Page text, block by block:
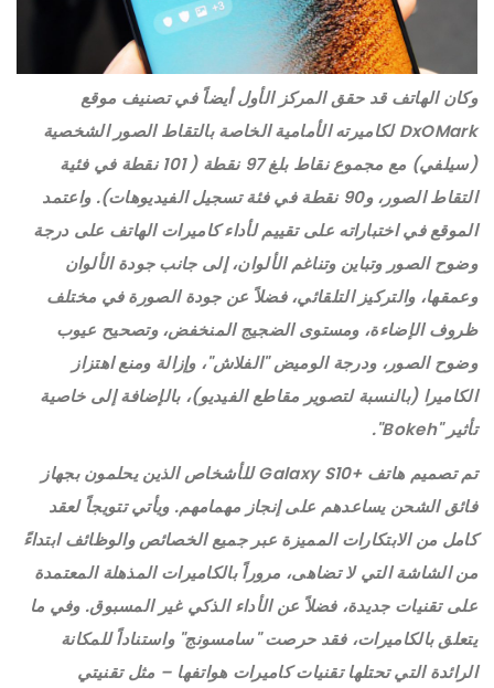
وكان الهاتف قد حقق المركز الأول أيضاً في تصنيف موقع
DxOMark لكاميرته الأمامية الخاصة بالتقاط الصور الشخصية
(سيلفي) مع مجموع نقاط بلغ 97 نقطة ( 101 نقطة في فئية
التقاط الصور، و90 نقطة في فئة تسجيل الفيديوهات). واعتمد
الموقع في اختباراته على تقييم لأداء كاميرات الهاتف على درجة
وضوح الصور وتباين وتناغم الألوان، إلى جانب جودة الألوان
وعمقها، والتركيز التلقائي، فضلاً عن جودة الصورة في مختلف
ظروف الإضاءة، ومستوى الضجيج المنخفض، وتصحيح عيوب
وضوح الصور، ودرجة الوميض "الفلاش"، وإزالة ومنع اهتزاز
الكاميرا (بالنسبة لتصوير مقاطع الفيديو)، بالإضافة إلى خاصية
تأثير "Bokeh".
تم تصميم هاتف +Galaxy S10 للأشخاص الذين يحلمون بجهاز
فائق الشحن يساعدهم على إنجاز مهمامهم. ويأتي تتويجاً لعقد
كامل من الابتكارات المميزة عبر جميع الخصائص والوظائف ابتداءً
من الشاشة التي لا تضاهى، مروراً بالكاميرات المذهلة المعتمدة
على تقنيات جديدة، فضلاً عن الأداء الذكي غير المسبوق. وفي ما
يتعلق بالكاميرات، فقد حرصت "سامسونج" واستناداً للمكانة
الرائدة التي تحتلها تقنيات كاميرات هواتفها – مثل تقنيتي